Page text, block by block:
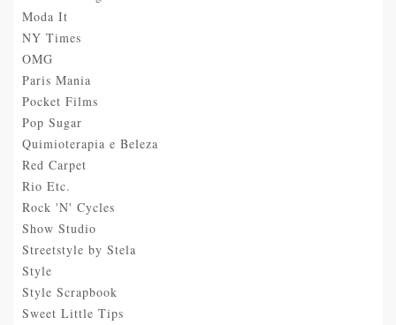
Moda It
NY Times
OMG
Paris Mania
Pocket Films
Pop Sugar
Quimioterapia e Beleza
Red Carpet
Rio Etc.
Rock 'N' Cycles
Show Studio
Streetstyle by Stela
Style
Style Scrapbook
Sweet Little Tips